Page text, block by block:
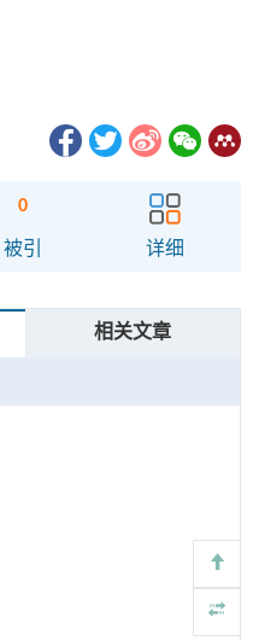
0
被引 详细
相关文章